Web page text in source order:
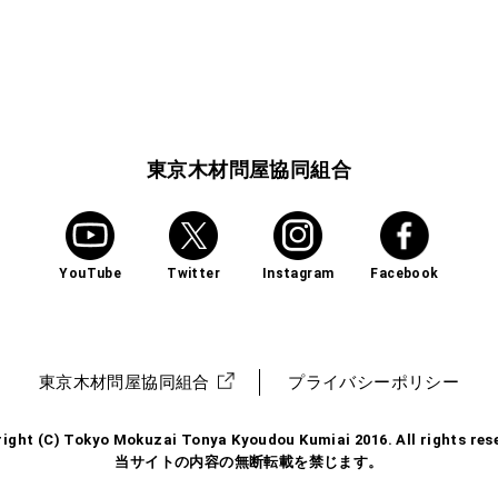
東京木材問屋協同組合
YouTube Twitter Instagram Facebook
東京木材問屋協同組合 プライバシーポリシー
(C) Tokyo Mokuzai Tonya Kyoudou Kumiai 2016. All rights
当サイトの内容の無断転載を禁じます。